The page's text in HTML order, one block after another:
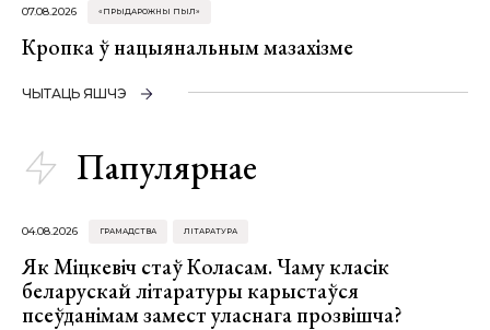
07.08.2026 «ПРЫДАРОЖНЫ ПЫЛ»
Кропка ў нацыянальным мазахізме
ЧЫТАЦЬ ЯШЧЭ
Папулярнае
04.08.2026 ГРАМАДСТВА ЛІТАРАТУРА
Як Міцкевіч стаў Коласам. Чаму класік
беларускай літаратуры карыстаўся
псеўданімам замест уласнага прозвішча?